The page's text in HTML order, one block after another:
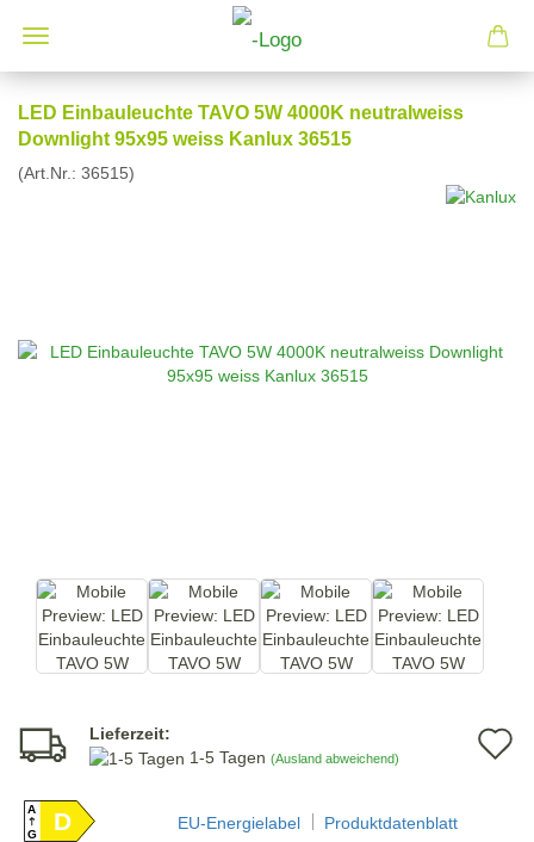
LED Einbauleuchte TAVO 5W 4000K neutralweiss
Downlight 95x95 weiss Kanlux 36515
(Art.Nr.: 36515)
Lieferzeit:
1-5 Tagen (Ausland abweichend)
A
GD EU-Energielabel Produktdatenblatt